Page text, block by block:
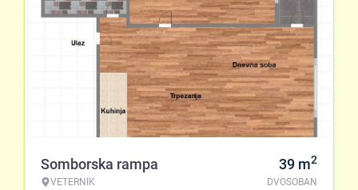
Somborska rampa
VETERNIK
39 m2
DVOSOBAN